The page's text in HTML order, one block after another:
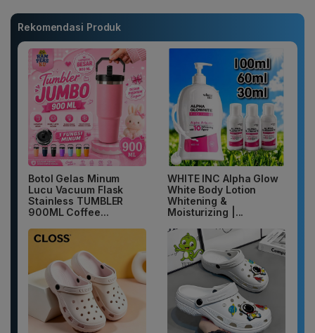
Rekomendasi Produk
Botol Gelas Minum
Lucu Vacuum Flask
Stainless TUMBLER
900ML Coffee...
WHITE INC Alpha Glow
White Body Lotion
Whitening &
Moisturizing |...